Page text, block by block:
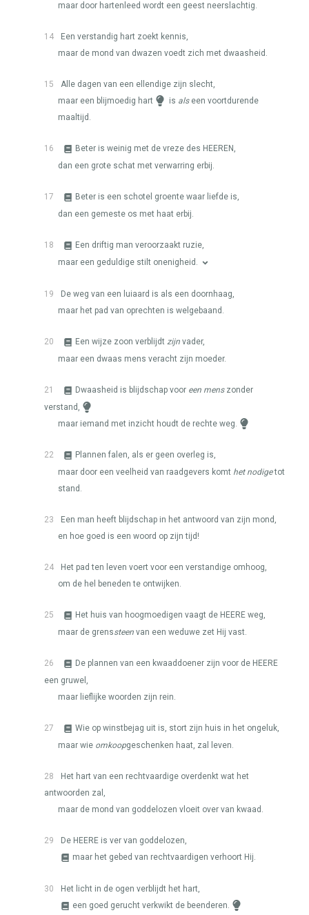
maar door hartenleed wordt een geest neerslachtig.
14
Een verstandig hart zoekt kennis,
maar de mond van dwazen voedt zich met dwaasheid.
15
Alle dagen van een ellendige zijn slecht,
maar een blijmoedig hart
is alseen voortdurende
maaltijd.
16 Beter is weinig met de vreze des HEEREN ,
dan een grote schat met verwarring erbij.
17
Beter is een schotel groente waar liefde is,
dan een gemeste os met haat erbij.
18
Een driftig man veroorzaakt ruzie,
maar een geduldige stilt onenigheid.
19
De weg van een luiaard is als een doornhaag,
maar het pad van oprechten is welgebaand.
20 Een wijze zoon verblijdt zijn vader,
maar een dwaas mens veracht zijn moeder.
21 Dwaasheid is blijdschap voor een menszonder
verstand,
maar iemand met inzicht houdt de rechte weg.
22
Plannen falen, als er geen overleg is,
maar door een veelheid van raadgevers komt het nodigetot
stand.
23
Een man heeft blijdschap in het antwoord van zijn mond,
en hoe goed is een woord op zijn tijd!
24
Het pad ten leven voert voor een verstandige omhoog,
om de hel beneden te ontwijken.
25 Het huis van hoogmoedigen vaagt de HEERE weg,
maar de grenssteen van een weduwe zet Hij vast.
26 De plannen van een kwaaddoener zijn voor de HEERE
een gruwel,
maar lieflijke woorden zijn rein.
27
Wie op winstbejag uit is, stort zijn huis in het ongeluk,
maar wie omkoopgeschenken haat, zal leven.
28
Het hart van een rechtvaardige overdenkt wat het
antwoorden zal,
maar de mond van goddelozen vloeit over van kwaad.
29 De HEERE is ver van goddelozen,
maar het gebed van rechtvaardigen verhoort Hij.
30
Het licht in de ogen verblijdt het hart,
een goed gerucht verkwikt de beenderen.